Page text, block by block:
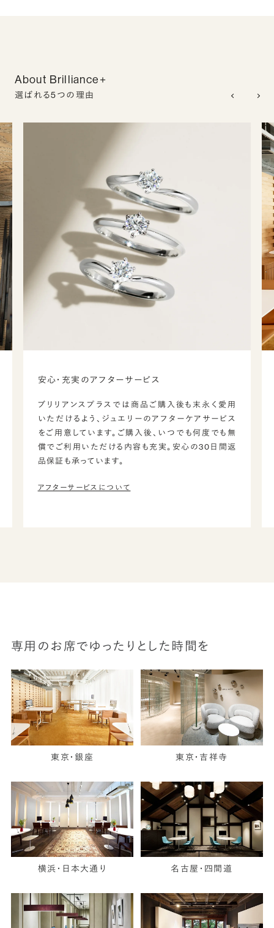
About Brilliance+
選ばれる5つの理由
安心・充実のアフターサービス
ブリリアンスプラスでは商品ご購入後も末永く愛用
いただけるよう、ジュエリーのアフターケアサービス
をご用意しています。ご購入後、いつでも何度でも無
償でご利用いただける内容も充実。安心の30日間返
品保証も承っています。
アフターサービスについて
専用のお席でゆったりとした時間を
東京・銀座 東京・吉祥寺
横浜・日本大通り 名古屋・四間道